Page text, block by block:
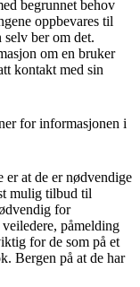
begrunnet behov
oppbevares til
ber om det.
om en bruker
kontakt med sin
for informasjonen i
er at de er nødvendige
mulig tilbud til
for
påmelding
for de som på et
Bergen på at de har